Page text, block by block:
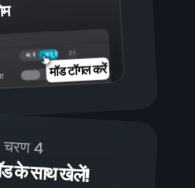
चालू है
बंद है
मॉड टॉगल करें
चरण 4
के साथ खेलें!